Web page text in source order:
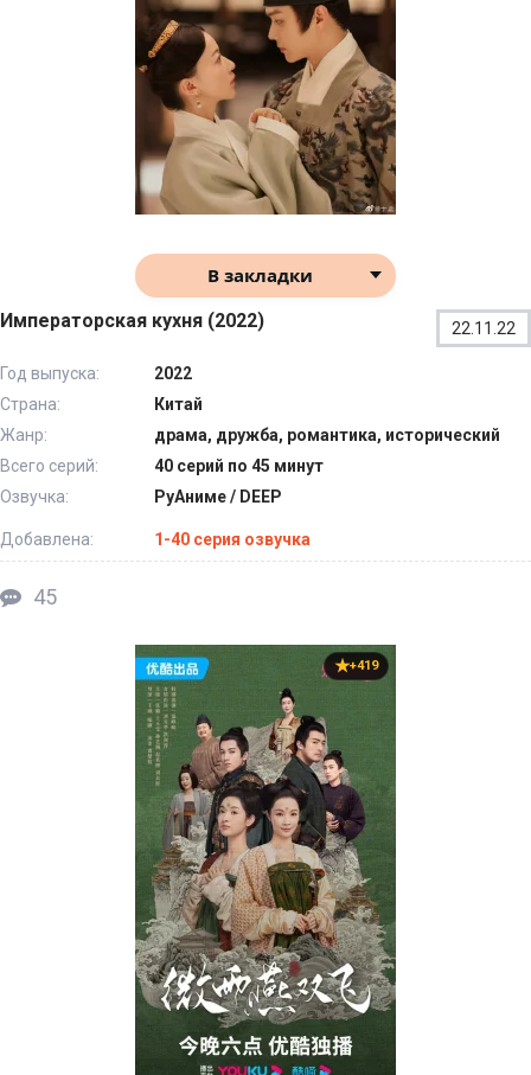
В закладки
Императорская кухня (2022) 22.11.22
Год выпуска:
2022
Страна:
Китай
Жанр:
драма, дружба, романтика, исторический
Всего серий:
40 серий по 45 минут
Озвучка:
РуАниме / DEEP
Добавлена: 1-40 серия озвучка
45
+419